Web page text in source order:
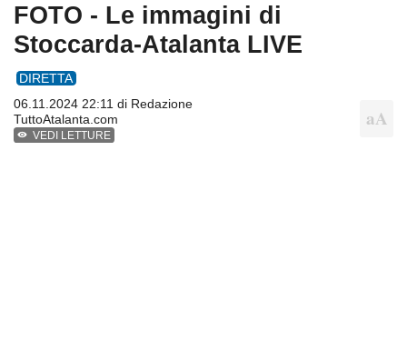
FOTO - Le immagini di
Stoccarda-Atalanta LIVE
DIRETTA
06.11.2024 22:11 di Redazione
TuttoAtalanta.com
VEDI LETTURE